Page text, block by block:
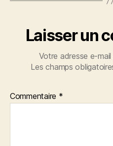
Laisser un
Votre adresse e-
Les champs
Commentaire *